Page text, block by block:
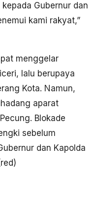
Gubernur dan
kami rakyat,”
menggelar
lalu berupaya
Kota. Namun,
aparat
Blokade
sebelum
dan Kapolda